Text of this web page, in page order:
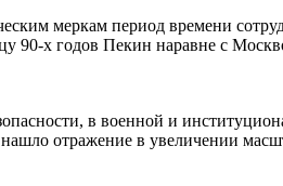
меркам период времени
90-х годов Пекин наравне с
в военной и
отражение в увеличении